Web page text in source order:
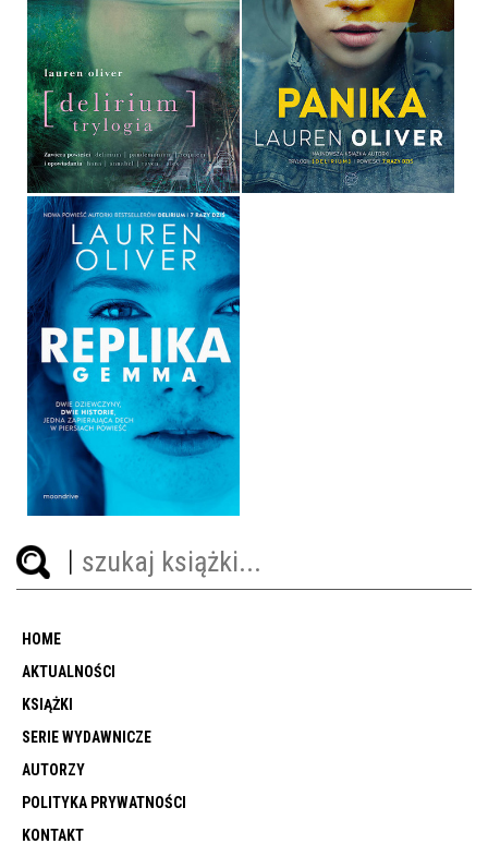
DELIRIUM. TRYLOGIA
LAUREN OLIVER
OPRAWA TWARDA
89,90 ZŁ
PANIKA
LAUREN OLIVER
OPRAWA MIĘKKA
36,90 ZŁ
REPLIKA
LAUREN OLIVER
39,90 ZŁ
HOME
AKTUALNOŚCI
KSIĄŻKI
SERIE WYDAWNICZE
AUTORZY
POLITYKA PRYWATNOŚCI
KONTAKT